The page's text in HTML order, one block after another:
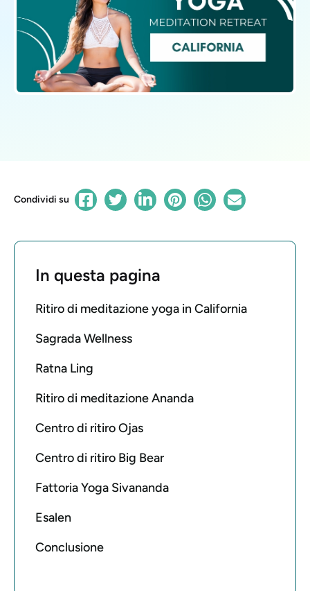
Condividi su
In questa pagina
Ritiro di meditazione yoga in California
Sagrada Wellness
Ratna Ling
Ritiro di meditazione Ananda
Centro di ritiro Ojas
Centro di ritiro Big Bear
Fattoria Yoga Sivananda
Esalen
Conclusione